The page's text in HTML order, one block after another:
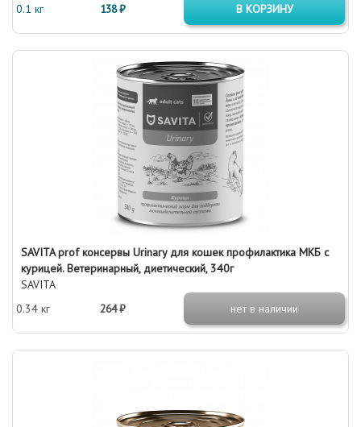
0.1 кг
138 ₽ В КОРЗИНУ
SAVITA prof консервы Urinary для кошек профилактика МКБ с
курицей. Ветеринарный, диетический, 340г
SAVITA
0.34 кг
264 ₽ нет в наличии